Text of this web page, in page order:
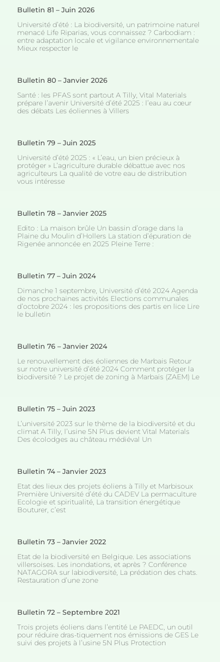
Bulletin 81 – Juin 2026
Université d’été : La biodiversité, un patrimoine naturel
menacé Life Riparias, vous connaissez ? Carbodiam :
entre adaptation locale et vigilance environnementale
Mieux respecter le
Bulletin 80 – Janvier 2026
Santé : les PFAS sont partout A Tilly, Vital Materials
prépare l’avenir Université d’été 2025 : l’eau au cœur
des débats Les éoliennes à Villers
Bulletin 79 – Juin 2025
Université d’été 2025 : « L’eau, un bien précieux à
protéger » L’agriculture durable débattue avec nos
agriculteurs La qualité de votre eau de distribution
vous intéresse
Bulletin 78 – Janvier 2025
Edito : La maison brûle Un bassin d’orage dans la
Plaine du Moulin d’Hollers La station d’épuration de
Rigenée annoncée en 2025 Pleine Terre :
Bulletin 77 – Juin 2024
Dimanche 1 septembre, Université d’été 2024 Agenda
de nos prochaines activités Elections communales
d’octobre 2024 : les propositions des partis en lice Lire
le bulletin
Bulletin 76 – Janvier 2024
Le renouvellement des éoliennes de Marbais Retour
sur notre université d’été 2024 Comment protéger la
biodiversité ? Le projet de zoning à Marbais (ZAEM) Le
Bulletin 75 – Juin 2023
L’université 2023 sur le thème de la biodiversité et du
climat A Tilly, l’usine 5N Plus devient Vital Materials
Des écolodges au château médiéval Un
Bulletin 74 – Janvier 2023
Etat des lieux des projets éoliens à Tilly et Marbisoux
Première Université d’été du CADEV La permaculture
Ecologie et spiritualité, La transition énergétique
Bouturer, c’est
Bulletin 73 – Janvier 2022
Etat de la biodiversité en Belgique. Les associations
villersoises. Les inondations, et après ? Conférence
NATAGORA sur labiodiversité, La prédation des chats.
Restauration d’une zone
Bulletin 72 – Septembre 2021
Trois projets éoliens dans l’entité Le PAEDC, un outil
pour réduire dras-tiquement nos émissions de GES Le
suivi des projets à l’usine 5N Plus Protection